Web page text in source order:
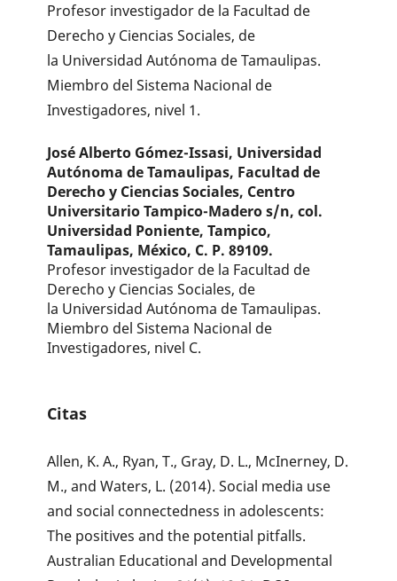
Profesor investigador de la Facultad de
Derecho y Ciencias Sociales, de
la Universidad Autónoma de Tamaulipas.
Miembro del Sistema Nacional de
Investigadores, nivel 1.
José Alberto Gómez-Issasi, Universidad
Autónoma de Tamaulipas, Facultad de
Derecho y Ciencias Sociales, Centro
Universitario Tampico-Madero s/n, col.
Universidad Poniente, Tampico,
Tamaulipas, México, C. P. 89109.
Profesor investigador de la Facultad de
Derecho y Ciencias Sociales, de
la Universidad Autónoma de Tamaulipas.
Miembro del Sistema Nacional de
Investigadores, nivel C.
Citas
Allen, K. A., Ryan, T., Gray, D. L., McInerney, D.
M., and Waters, L. (2014). Social media use
and social connectedness in adolescents:
The positives and the potential pitfalls.
Australian Educational and Developmental